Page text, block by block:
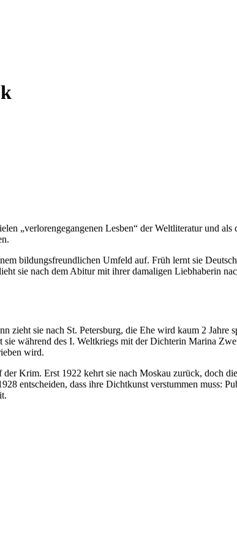
„verlorengegangenen Lesben“ der Weltliteratur und
bildungsfreundlichen Umfeld auf. Früh lernt sie
sie nach dem Abitur mit ihrer damaligen Liebhaberin
sie nach St. Petersburg, die Ehe wird kaum 2 Jahre
während des I. Weltkriegs mit der Dichterin Marina
wird.
Krim. Erst 1922 kehrt sie nach Moskau zurück, doch
entscheiden, dass ihre Dichtkunst verstummen muss: